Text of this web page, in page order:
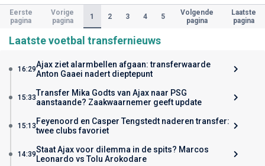
Eerste
pagina
Vorige
pagina
1 (Huidige)
2 3 4 5
Volgende
pagina
Laatste
pagina
Laatste voetbal transfernieuws
16:29Ajax ziet alarmbellen afgaan: transferwaarde
Anton Gaaei nadert dieptepunt
15:33Transfer Mika Godts van Ajax naar PSG
aanstaande? Zaakwaarnemer geeft update
15:13 Feyenoord en Casper Tengstedt naderen transfer:
twee clubs favoriet
14:39Staat Ajax voor dilemma in de spits? Marcos
Leonardo vs Tolu Arokodare